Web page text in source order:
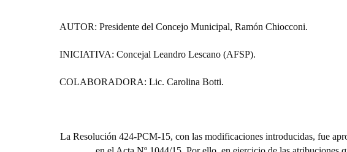
AUTOR: Presidente del Concejo Municipal, Ramón Chiocconi.
INICIATIVA: Concejal Leandro Lescano (AFSP).
COLABORADORA: Lic. Carolina Botti.
La Resolución 424-PCM-15, con las modificaciones introducidas, fue